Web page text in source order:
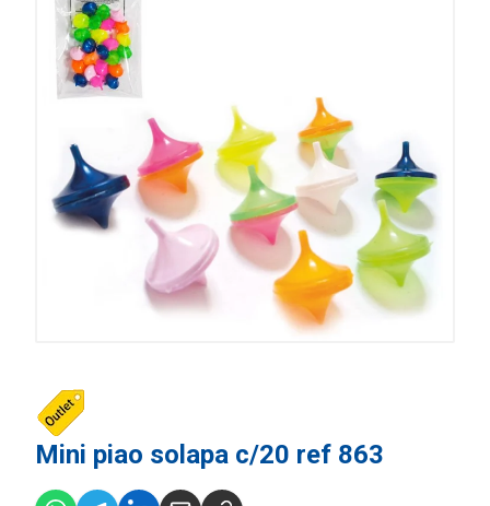
Mini piao solapa c/20 ref 863